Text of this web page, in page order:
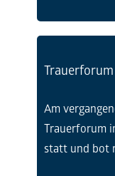
Trauerforum
Am
Trauerforum
statt und bot